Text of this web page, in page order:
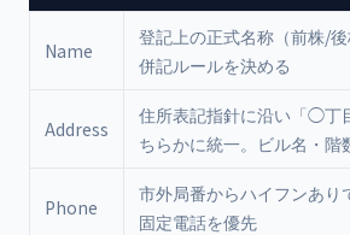
Name
登記上の正式名称（前株/
併記ルールを決める
Address
住所表記指針に沿い「◯
ちらかに統一。ビル名・階
Phone
市外局番からハイフンあ
固定電話を優先